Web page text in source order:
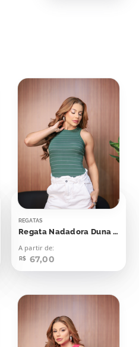
REGATAS
Regata Nadadora Duna Verde Esmeralda Com Off
A partir de:
R$ 67,00